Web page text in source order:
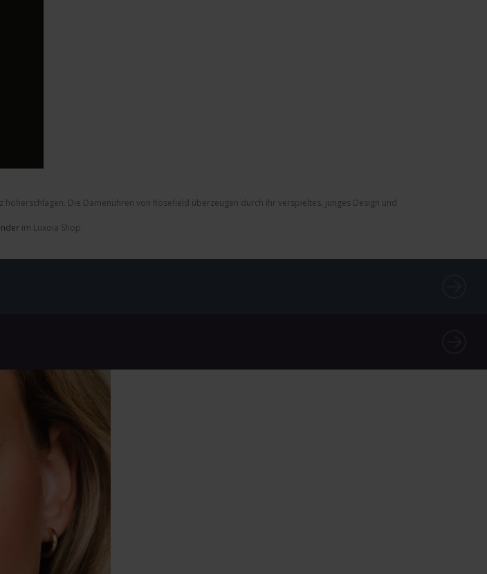
höherschlagen. Die Damenuhren von Rosefield überzeugen durch ihr verspieltes, junges Design und
im Luxoia Shop.